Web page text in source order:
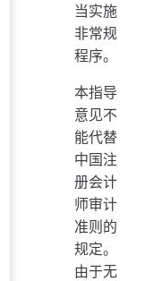
当实施
非常规
程序。
本指导
意见不
能代替
中国注
册会计
师审计
准则的
规定。
由于无